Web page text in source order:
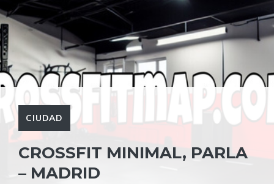
CIUDAD
CROSSFIT MINIMAL, PARLA
– MADRID